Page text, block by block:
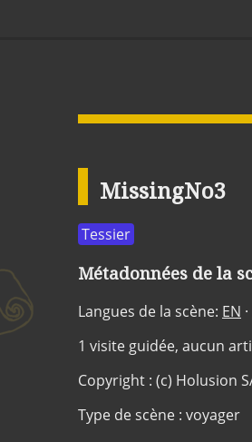
MissingNo3
Tessier
Métadonnées de la
Langues de la scène: EN ·
1 visite guidée, aucun
Copyright : (c) Holusion
Type de scène : voyager